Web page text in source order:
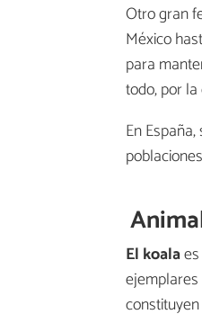
Otro gran
México
para
todo, por
En
El koala